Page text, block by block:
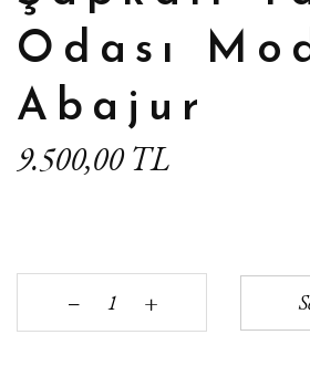
Odası
Abajur
9.500,00 TL
‒ +